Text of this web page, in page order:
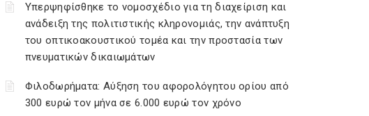
Υπερψηφίσθηκε το νομοσχέδιο για τη διαχείριση και
ανάδειξη της πολιτιστικής κληρονομιάς, την ανάπτυξη
του οπτικοακουστικού τομέα και την προστασία των
πνευματικών δικαιωμάτων
Φιλοδωρήματα: Αύξηση του αφορολόγητου ορίου από
300 ευρώ τον μήνα σε 6.000 ευρώ τον χρόνο